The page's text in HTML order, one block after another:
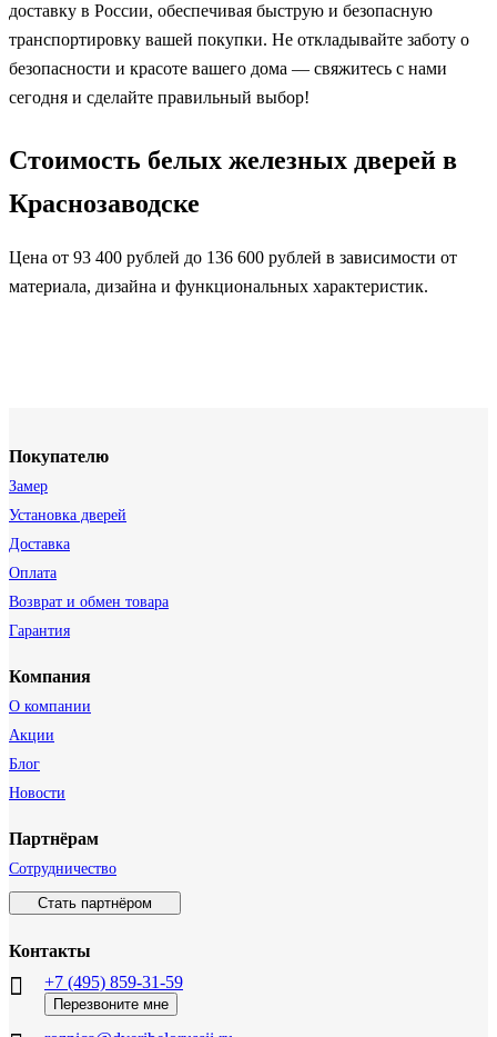
доставку в России, обеспечивая быструю и безопасную
транспортировку вашей покупки. Не откладывайте заботу о
безопасности и красоте вашего дома — свяжитесь с нами
сегодня и сделайте правильный выбор!
Стоимость белых железных дверей в
Краснозаводске
Цена от 93 400 рублей до 136 600 рублей в зависимости от
материала, дизайна и функциональных характеристик.
Покупателю
Замер
Установка дверей
Доставка
Оплата
Возврат и обмен товара
Гарантия
Компания
О компании
Акции
Блог
Новости
Партнёрам
Сотрудничество
Стать партнёром
Контакты
+7 (495) 859-31-59
Перезвоните мне